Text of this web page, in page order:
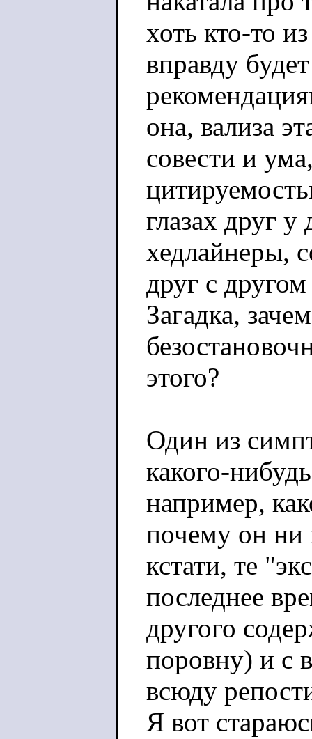
хоть кто-то
вправду
она, вализа
совести и
глазах друг
хедлайнеры,
друг с
Загадка,
этого?
Один из
какого-
например,
почему он ни
кстати, те
последнее
другого
поровну) и с
всюду
Я вот